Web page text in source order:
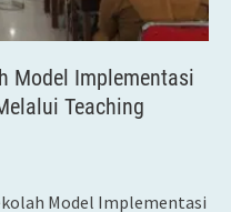
Model Implementasi
Teaching
Model Implementasi